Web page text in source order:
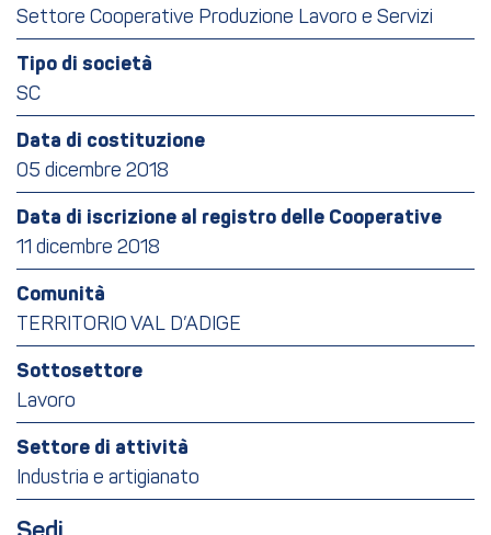
Settore Cooperative Produzione Lavoro e Servizi
Tipo di società
SC
Data di costituzione
05 dicembre 2018
Data di iscrizione al registro delle Cooperative
11 dicembre 2018
Comunità
TERRITORIO VAL D’ADIGE
Sottosettore
Lavoro
Settore di attività
Industria e artigianato